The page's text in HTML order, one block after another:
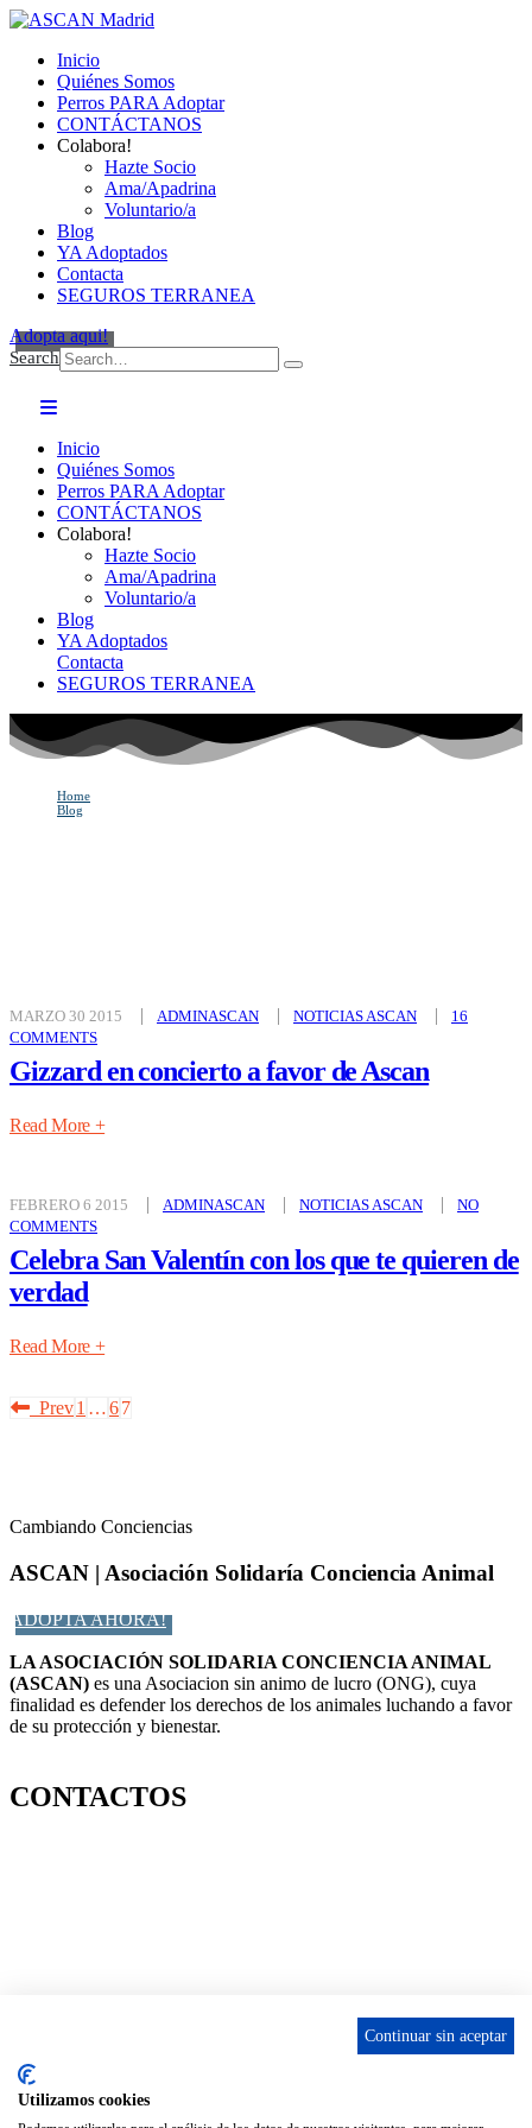
Inicio
Quiénes Somos
Perros PARA Adoptar
CONTÁCTANOS
Colabora!
Hazte Socio
Ama/Apadrina
Voluntario/a
Blog
YA Adoptados
Contacta
SEGUROS TERRANEA
Adopta aqui!
Search
Inicio
Quiénes Somos
Perros PARA Adoptar
CONTÁCTANOS
Colabora!
Hazte Socio
Ama/Apadrina
Voluntario/a
Blog
YA Adoptados
Contacta
SEGUROS TERRANEA
Home
Blog
MARZO 30 2015 ADMINASCAN NOTICIAS ASCAN
16
COMMENTS
Gizzard en concierto a favor de Ascan
Read More +
FEBRERO 6 2015 ADMINASCAN NOTICIAS ASCAN
NO
COMMENTS
Celebra San Valentín con los que te quieren de
verdad
Read More +
Prev1 …67
Cambiando Conciencias
ASCAN | Asociación Solidaría Conciencia Animal
ADOPTA AHORA!
LA ASOCIACIÓN SOLIDARIA CONCIENCIA ANIMAL
(ASCAN) es una Asociacion sin animo de lucro (ONG), cuya
finalidad es defender los derechos de los animales luchando a favor
de su protección y bienestar.
CONTACTOS
INSTAGRAM
Continuar sin aceptar
Utilizamos cookies